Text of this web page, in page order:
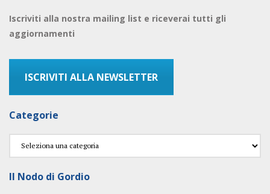
Iscriviti alla nostra mailing list e riceverai tutti gli
aggiornamenti
ISCRIVITI ALLA NEWSLETTER
Categorie
Categorie
Il Nodo di Gordio